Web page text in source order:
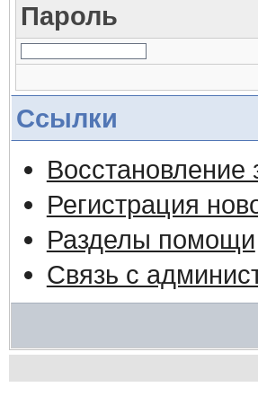
Пароль
Ссылки
Восстановление
Регистрация
Разделы помощи
Связь с